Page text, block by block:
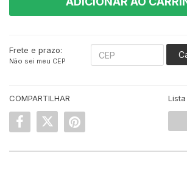
Frete e prazo:
Não sei meu CEP
COMPARTILHAR